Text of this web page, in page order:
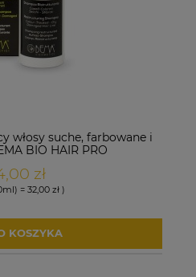
włosy suche, farbowane i
BIO HAIR PRO
zł
= 32,00 zł )
KOSZYKA